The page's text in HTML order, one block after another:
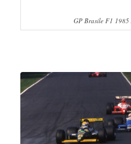
GP Brasile F1